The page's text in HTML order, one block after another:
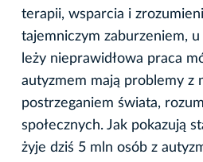
terapii, wsparcia i
tajemniczym zaburzeniem,
leży nieprawidłowa praca
autyzmem mają problemy z
postrzeganiem świata,
społecznych. Jak pokazują
żyje dziś 5 mln osób z